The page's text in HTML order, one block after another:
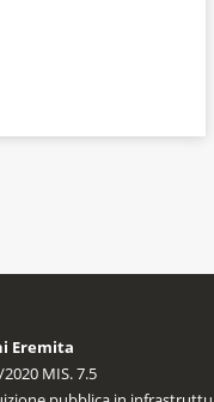
Eremita
2020 MIS. 7.5